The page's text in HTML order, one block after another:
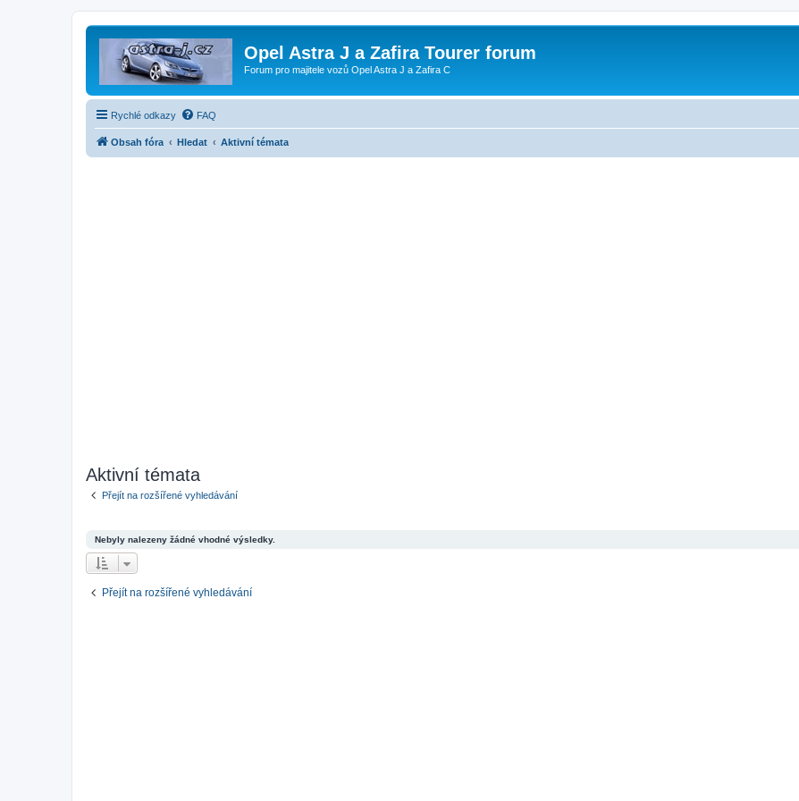
Opel Astra J a Zafira Tourer forum
Forum pro majitele vozů Opel Astra J a Zafira C
Rychlé odkazy FAQ
Obsah fóra Hledat Aktivní témata
Aktivní témata
Přejít na rozšířené vyhledávání
Nebyly nalezeny žádné vhodné výsledky.
Přejít na rozšířené vyhledávání